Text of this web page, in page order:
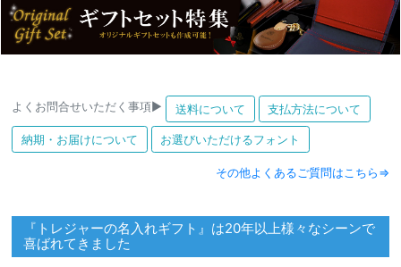
よくお問合せいただく事項▶ 送料について 支払方法について
納期・お届けについて お選びいただけるフォント
その他よくあるご質問はこちら⇒
『トレジャーの名入れギフト』は20年以上様々なシーンで
喜ばれてきました